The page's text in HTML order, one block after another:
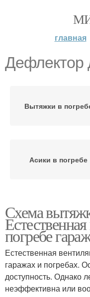
главная
Дефлектор
Вытяжки в
Асики в погребе
Погреба в гараже
Схема
погребе
Естественная
гаражах и погребах.
доступность. Однако
неэффективна или